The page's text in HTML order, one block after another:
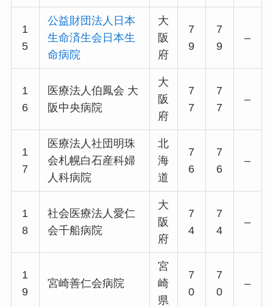
1
5
公益財団法人日本
生命済生会日本生
命病院
大
阪
府
7
9
7
9
–
1
6
医療法人伯鳳会 大
阪中央病院
大
阪
府
7
7
7
7
–
1
7
医療法人社団明珠
会札幌白石産科婦
人科病院
北
海
道
7
6
7
6
–
1
8
社会医療法人愛仁
会千船病院
大
阪
府
7
4
7
4
–
1
9
宮崎善仁会病院
宮
崎
県
7
0
7
0
–